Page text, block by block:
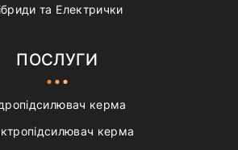
та Електрички
ПОСЛУГИ
керма
керма